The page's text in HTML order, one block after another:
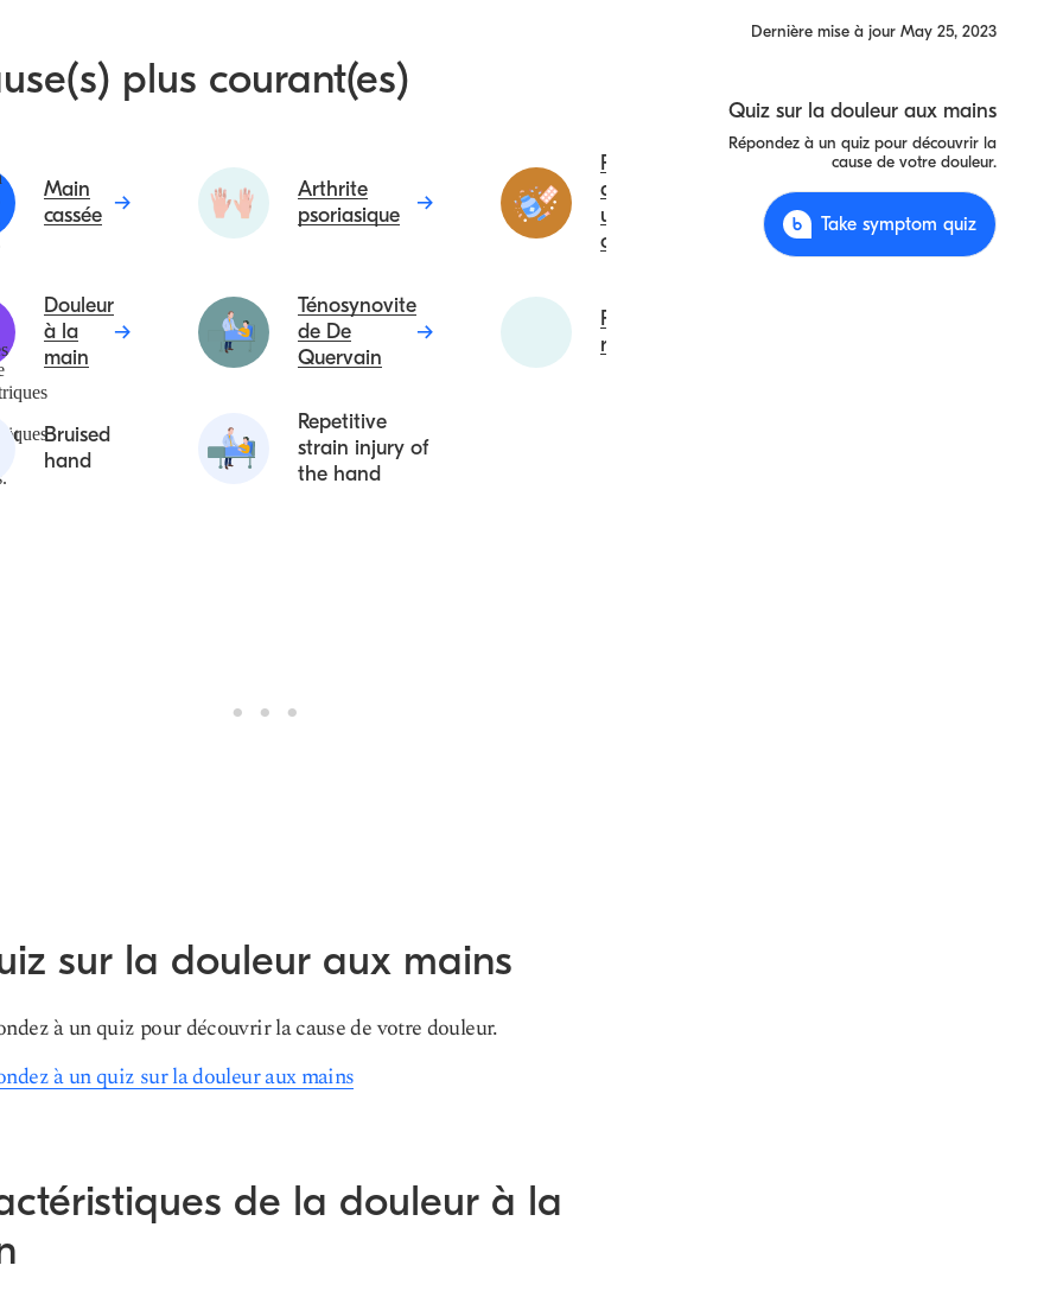
Dernière mise à jour May 25, 2023
Quiz sur la douleur aux mains
Répondez à un quiz pour découvrir la
cause de votre douleur.
Take symptom quiz
plus courant(es)
Main
cassée
Arthrite
psoriasique
Piégeage
du nerf
ulnaire du
coude
Douleur
à la
main
Ténosynovite
de De
Quervain
Polyarthrite
rhumatoïde
Bruised
hand
Repetitive
strain injury of
the hand
sur la douleur aux mains
à un quiz pour découvrir la cause de votre douleur.
à un quiz sur la douleur aux mains
de la douleur à la